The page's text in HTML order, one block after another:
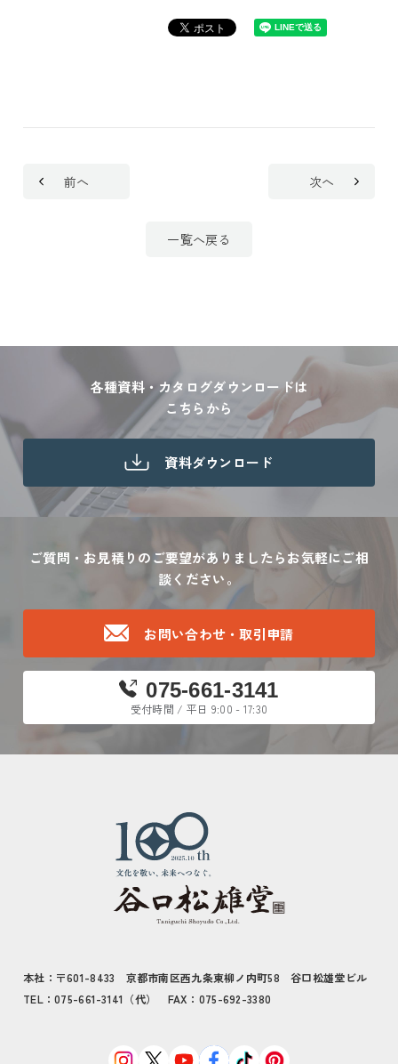
前へ
一覧へ戻る
次へ
各種資料・カタログダウンロードは
こちらから
資料ダウンロード
ご質問・お見積りのご要望がありましたらお気軽にご相
談ください。
お問い合わせ・取引申請
075-661-3141
受付時間 / 平日 9:00 - 17:30
本社：〒601-8433 京都市南区西九条東柳ノ内町58 谷口松雄堂ビル
TEL：075-661-3141（代） FAX：075-692-3380